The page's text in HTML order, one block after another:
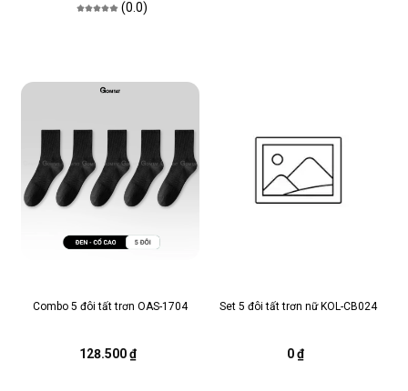
(0.0)
Combo 5 đôi tất trơn OAS-1704
128.500 ₫
Set 5 đôi tất trơn nữ KOL-CB024
0 ₫